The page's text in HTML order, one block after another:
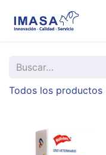
Todos los productos